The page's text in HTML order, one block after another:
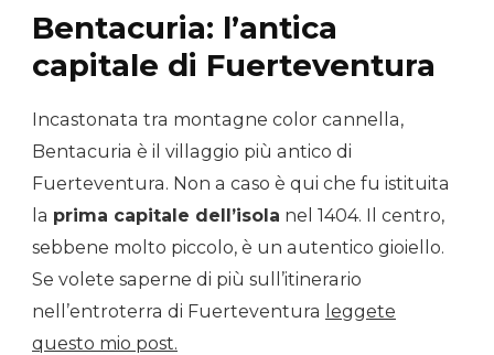
Bentacuria: l’antica
capitale di Fuerteventura
Incastonata tra montagne color cannella,
Bentacuria è il villaggio più antico di
Fuerteventura. Non a caso è qui che fu istituita
la prima capitale dell’isola nel 1404. Il centro,
sebbene molto piccolo, è un autentico gioiello.
Se volete saperne di più sull’itinerario
nell’entroterra di Fuerteventura leggete
questo mio post.